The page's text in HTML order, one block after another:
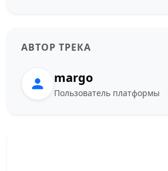
АВТОР ТРЕКА
margo
Пользователь платформы